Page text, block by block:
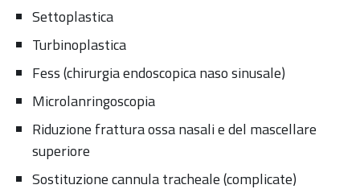
Settoplastica
Turbinoplastica
Fess (chirurgia endoscopica naso sinusale)
Microlanringoscopia
Riduzione frattura ossa nasali e del mascellare
superiore
Sostituzione cannula tracheale (complicate)